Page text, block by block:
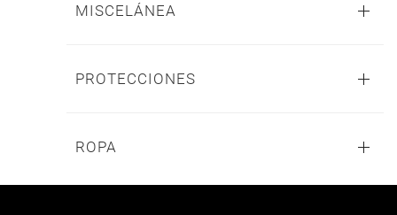
MISCELÁNEA
PROTECCIONES
ROPA